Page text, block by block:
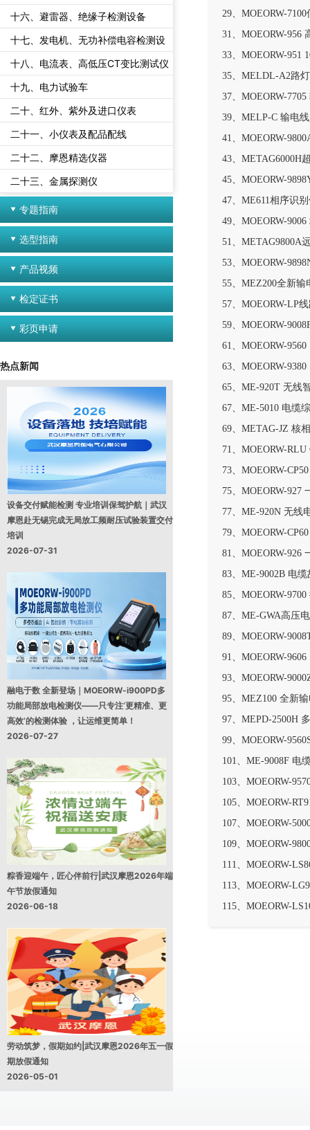
十六、避雷器、绝缘子检测设备
十七、发电机、无功补偿电容检测设
十八、电流表、高低压CT变比测试仪
十九、电力试验车
二十、红外、紫外及进口仪表
二十一、小仪表及配品配线
二十二、摩恩精选仪器
二十三、金属探测仪
专题指南
选型指南
产品视频
检定证书
彩页申请
热点新闻
设备交付赋能检测 专业培训保驾护航｜武汉
摩恩赴无锡完成无局放工频耐压试验装置交付
培训
2026-07-31
融电于数 全新登场｜MOEORW-i900PD多
功能局部放电检测仪——只专注‘更精准、更
高效’的检测体验 ，让运维更简单！
2026-07-27
粽香迎端午，匠心伴前行|武汉摩恩2026年端
午节放假通知
2026-06-18
劳动筑梦，假期如约|武汉摩恩2026年五一假
期放假通知
2026-05-01
29、MOEORW-
31、MOEORW-956
33、MOEORW-951
35、MELDL-A2路
37、MOEORW-
39、MELP-C 输电
41、MOEORW-
43、METAG6000H
45、MOEORW-
47、ME611相序识
49、MOEORW-
51、METAG9800A
53、MOEORW-
55、MEZ200全新
57、MOEORW-LP
59、MOEORW-
61、MOEORW-
63、MOEORW-
65、ME-920T 无线
67、ME-5010 电缆
69、METAG-JZ 核
71、MOEORW-
73、MOEORW-
75、MOEORW-927
77、ME-920N 无线
79、MOEORW-
81、MOEORW-926
83、ME-9002B 电
85、MOEORW-
87、ME-GWA高压
89、MOEORW-
91、MOEORW-
93、MOEORW-
95、MEZ100 全新
97、MEPD-2500H
99、MOEORW-
101、ME-9008F 电
103、MOEORW-
105、MOEORW-
107、MOEORW-
109、MOEORW-
111、MOEORW-
113、MOEORW-
115、MOEORW-